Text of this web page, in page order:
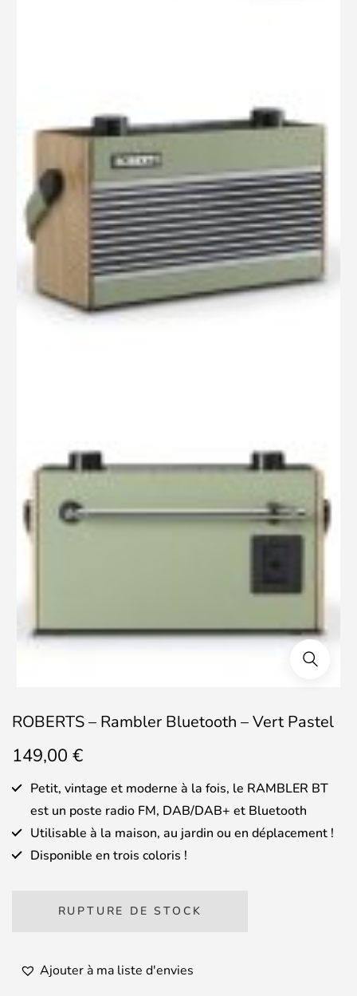
ROBERTS – Rambler Bluetooth – Vert Pastel
149,00 €
Petit, vintage et moderne à la fois, le RAMBLER BT
est un poste radio FM, DAB/DAB+ et Bluetooth
Utilisable à la maison, au jardin ou en déplacement !
Disponible en trois coloris !
RUPTURE DE STOCK
Ajouter à ma liste d'envies